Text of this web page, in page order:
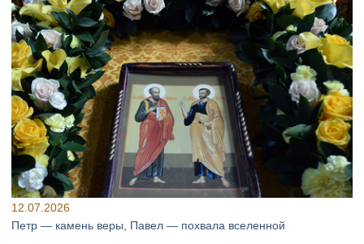
12.07.2026
Петр — камень веры, Павел — похвала вселенной